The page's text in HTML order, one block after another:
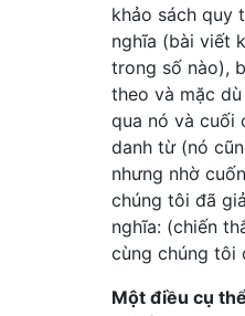
khảo sách quy
nghĩa (bài viết
trong số nào),
theo và mặc
qua nó và cuối
danh từ (nó
nhưng nhờ
chúng tôi đã
nghĩa: (chiến
cùng chúng tôi
Một điều cụ